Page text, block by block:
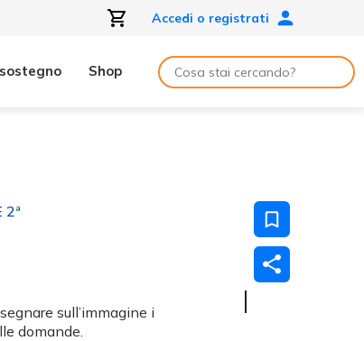
Accedi o registrati
Shop
2ª
sull’immagine i
domande.